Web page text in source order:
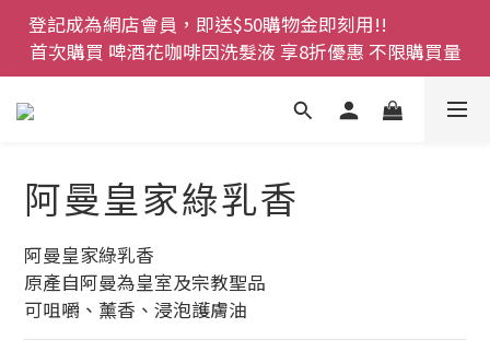
登記成為網店會員，即送$50購物金即刻用!!
首次購買 啤酒花咖啡因洗髮液 享8折優惠 不限購買量
登記成為網店會員，即送$50購物金即刻用!!
首次購買 啤酒花咖啡因洗髮液 享8折優惠 不限購買量
網店會員一年內累積消費 $4500 即刻變身 VIP 全年正
價貨 85 折，幫朋友買大家一齊抵 !!
今期優惠!! 濕疹救星 濕疹專用噴霧 買一枝送一件 50克
裝 濕疹舒敏膏   幼兒適用
登記成為網店會員，即送$50購物金即刻用!!
首次購買 啤酒花咖啡因洗髮液 享8折優惠 不限購買量
阿曼皇家綠乳香
阿曼皇家綠乳香
原產自阿曼為皇室及宗教聖品
可咀嚼、薰香、浸泡護膚油